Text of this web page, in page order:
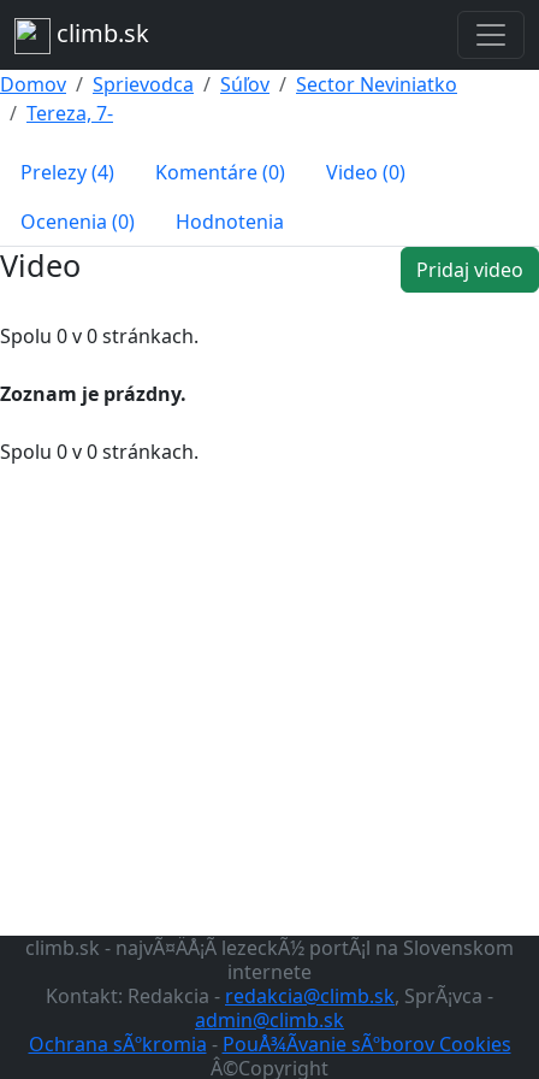
climb.sk
Domov Sprievodca Súľov
Sector Neviniatko
Tereza, 7-
Prelezy (4) Komentáre (0)
Video (0)
Ocenenia (0)
Hodnotenia
Pridaj video
Video
Spolu 0 v 0 stránkach.
Zoznam je prázdny.
Spolu 0 v 0 stránkach.
climb.sk - najvÃ¤ÄÅ¡Ã­ lezeckÃ½ portÃ¡l na Slovenskom
internete
Kontakt: Redakcia - redakcia@climb.sk, SprÃ¡vca -
admin@climb.sk
Ochrana sÃºkromia - PouÅ¾Ã­vanie sÃºborov Cookies
Â©Copyright